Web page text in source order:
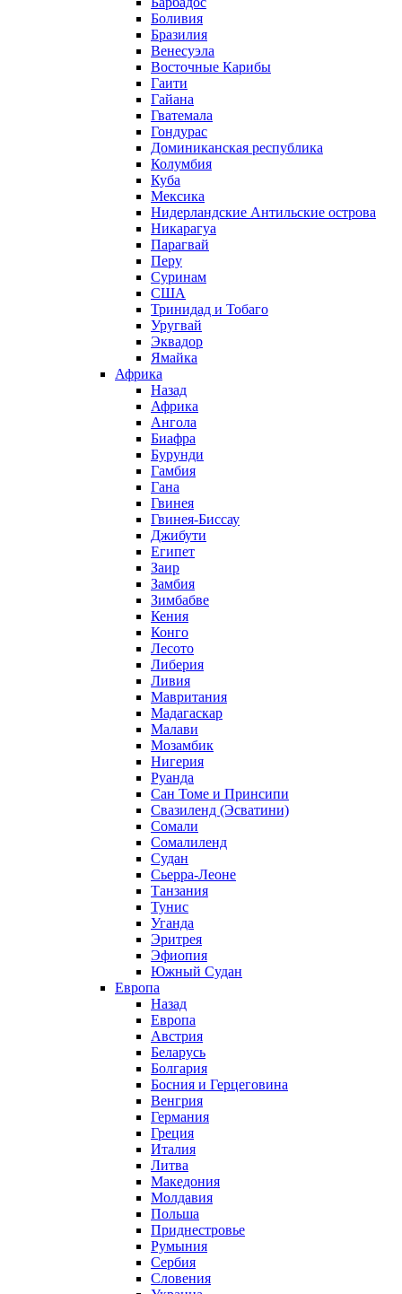
Боливия
Бразилия
Венесуэла
Восточные Карибы
Гаити
Гайана
Гватемала
Гондурас
Доминиканская республика
Колумбия
Куба
Мексика
Нидерландские Антильские острова
Никарагуа
Парагвай
Перу
Суринам
США
Тринидад и Тобаго
Уругвай
Эквадор
Ямайка
Африка
Назад
Африка
Ангола
Биафра
Бурунди
Гамбия
Гана
Гвинея
Гвинея-Биссау
Джибути
Египет
Заир
Замбия
Зимбабве
Кения
Конго
Лесото
Либерия
Ливия
Мавритания
Мадагаскар
Малави
Мозамбик
Нигерия
Руанда
Сан Томе и Принсипи
Свазиленд (Эсватини)
Сомали
Сомалиленд
Судан
Сьерра-Леоне
Танзания
Тунис
Уганда
Эритрея
Эфиопия
Южный Судан
Европа
Назад
Европа
Австрия
Беларусь
Болгария
Босния и Герцеговина
Венгрия
Германия
Греция
Италия
Литва
Македония
Молдавия
Польша
Приднестровье
Румыния
Сербия
Словения